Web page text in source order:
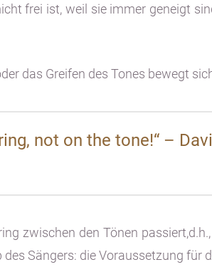
frei ist, weil sie immer geneigt
das Greifen des Tones bewegt
not on the tone!“ –
zwischen den Tönen
Sängers: die Voraussetzung für